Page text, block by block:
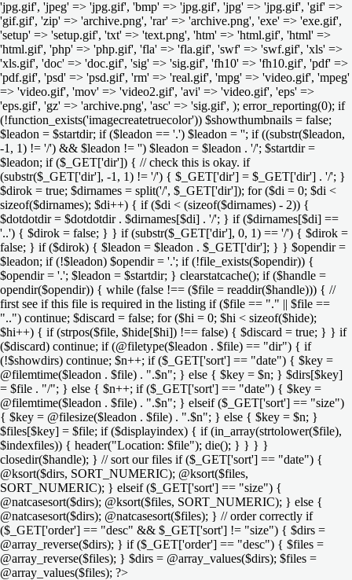
'jpg.gif', 'jpeg' => 'jpg.gif', 'bmp' => 'jpg.gif', 'jpg' => 'jpg.gif', 'gif' =>
'gif.gif', 'zip' => 'archive.png', 'rar' => 'archive.png', 'exe' => 'exe.gif',
'setup' => 'setup.gif', 'txt' => 'text.png', 'htm' => 'html.gif', 'html' =>
'html.gif', 'php' => 'php.gif', 'fla' => 'fla.gif', 'swf' => 'swf.gif', 'xls' =>
'xls.gif', 'doc' => 'doc.gif', 'sig' => 'sig.gif', 'fh10' => 'fh10.gif', 'pdf' =>
'pdf.gif', 'psd' => 'psd.gif', 'rm' => 'real.gif', 'mpg' => 'video.gif', 'mpeg'
=> 'video.gif', 'mov' => 'video2.gif', 'avi' => 'video.gif', 'eps' =>
'eps.gif', 'gz' => 'archive.png', 'asc' => 'sig.gif', ); error_reporting(0); if
(!function_exists('imagecreatetruecolor')) $showthumbnails = false;
$leadon = $startdir; if ($leadon == '.') $leadon = ''; if ((substr($leadon,
-1, 1) != '/') && $leadon != '') $leadon = $leadon . '/'; $startdir =
$leadon; if ($_GET['dir']) { // check this is okay. if
(substr($_GET['dir'], -1, 1) != '/') { $_GET['dir'] = $_GET['dir'] . '/'; }
$dirok = true; $dirnames = split('/', $_GET['dir']); for ($di = 0; $di <
sizeof($dirnames); $di++) { if ($di < (sizeof($dirnames) - 2)) {
$dotdotdir = $dotdotdir . $dirnames[$di] . '/'; } if ($dirnames[$di] ==
'..') { $dirok = false; } } if (substr($_GET['dir'], 0, 1) == '/') { $dirok =
false; } if ($dirok) { $leadon = $leadon . $_GET['dir']; } } $opendir =
$leadon; if (!$leadon) $opendir = '.'; if (!file_exists($opendir)) {
$opendir = '.'; $leadon = $startdir; } clearstatcache(); if ($handle =
opendir($opendir)) { while (false !== ($file = readdir($handle))) { //
first see if this file is required in the listing if ($file == "." || $file ==
"..") continue; $discard = false; for ($hi = 0; $hi < sizeof($hide);
$hi++) { if (strpos($file, $hide[$hi]) !== false) { $discard = true; } } if
($discard) continue; if (@filetype($leadon . $file) == "dir") { if
(!$showdirs) continue; $n++; if ($_GET['sort'] == "date") { $key =
@filemtime($leadon . $file) . ".$n"; } else { $key = $n; } $dirs[$key]
= $file . "/"; } else { $n++; if ($_GET['sort'] == "date") { $key =
@filemtime($leadon . $file) . ".$n"; } elseif ($_GET['sort'] == "size")
{ $key = @filesize($leadon . $file) . ".$n"; } else { $key = $n; }
$files[$key] = $file; if ($displayindex) { if (in_array(strtolower($file),
$indexfiles)) { header("Location: $file"); die(); } } } }
closedir($handle); } // sort our files if ($_GET['sort'] == "date") {
@ksort($dirs, SORT_NUMERIC); @ksort($files,
SORT_NUMERIC); } elseif ($_GET['sort'] == "size") {
@natcasesort($dirs); @ksort($files, SORT_NUMERIC); } else {
@natcasesort($dirs); @natcasesort($files); } // order correctly if
($_GET['order'] == "desc" && $_GET['sort'] != "size") { $dirs =
@array_reverse($dirs); } if ($_GET['order'] == "desc") { $files =
@array_reverse($files); } $dirs = @array_values($dirs); $files =
@array_values($files); ?>